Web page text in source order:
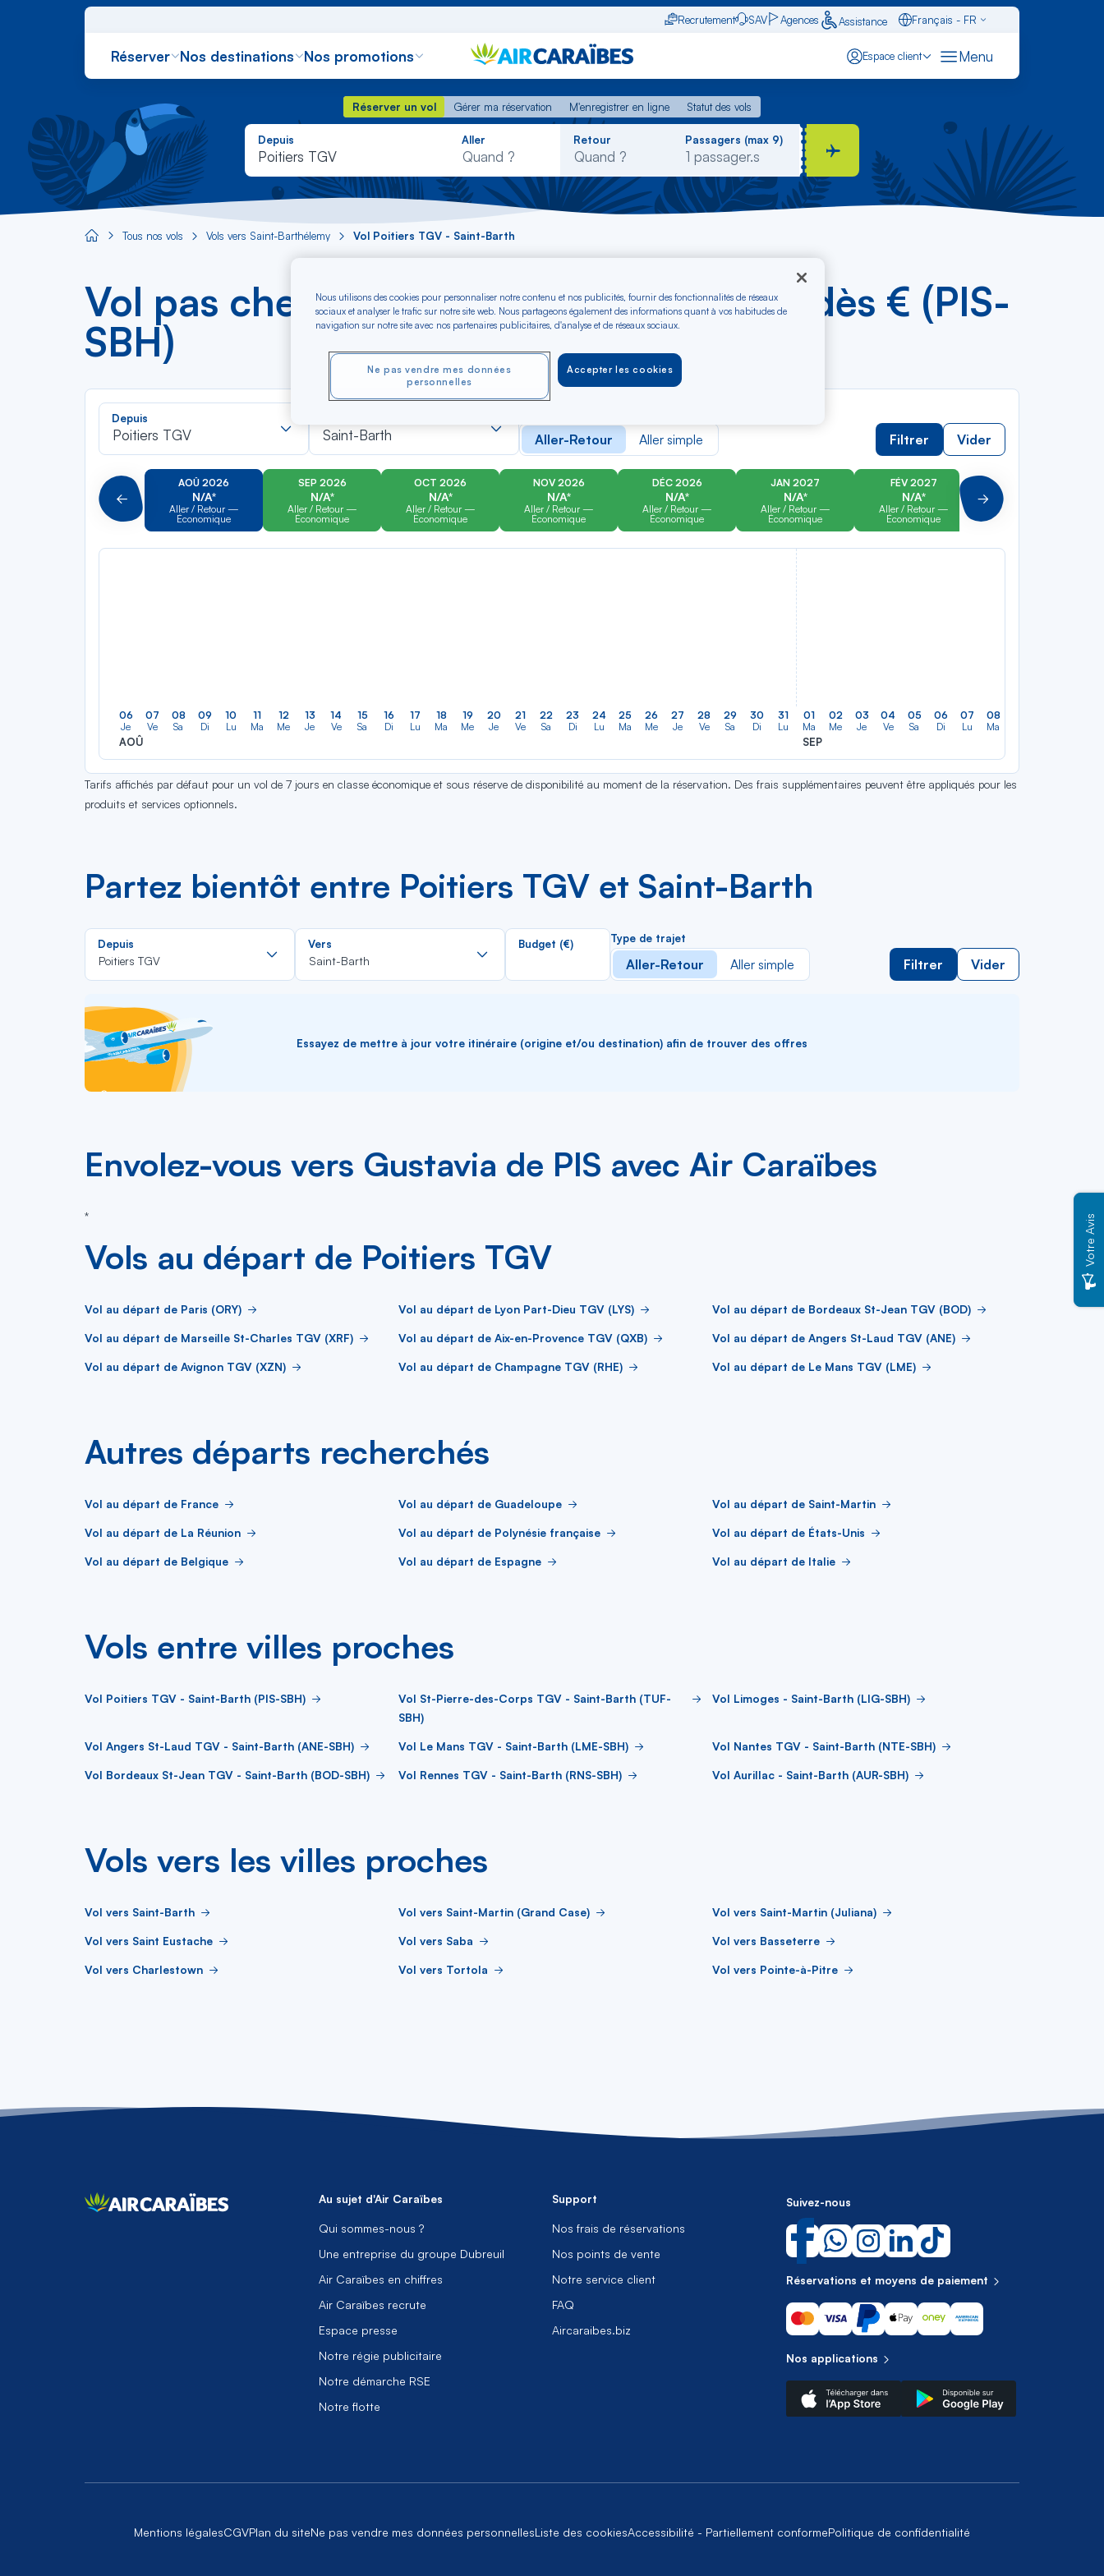
Recrutement SAV Agences Assistance
Français - FR
Réserver Nos destinations Nos promotions Espace client Menu
Réserver un vol Gérer ma réservation M'enregistrer en ligne
Statut des vols
Réserver un vol
Gérer ma réservation M'enregistrer en ligne Statut des vols
Depuis
Poitiers TGV
Rechercher
dans
liste
Aller Retour Passagers (max 9)
Aircaraibes.com
Tous nos vols Vols vers Saint-Barthélemy Vol Poitiers TGV - Saint-Barth
Vol pas cher Poitiers TGV - Saint-Barth dès € (PIS-
SBH)
Depuis
Poitiers TGV
dans
la
liste
Saint-Barth
dans
la
liste
Aller-Retour Aller simple Filtrer Vider
Précédent
AOÛ 2026
N/A*
Aller / Retour —
Économique
SEP 2026
N/A*
Aller / Retour —
Économique
OCT 2026
N/A*
Aller / Retour —
Économique
NOV 2026
N/A*
Aller / Retour —
Économique
DÉC 2026
N/A*
Aller / Retour —
Économique
JAN 2027
N/A*
Aller / Retour —
Économique
FÉV 2027
N/A*
Aller / Retour —
Économique
Aller / Retour —
Suivant
06
Je
AOÛ
07
Ve
08
Sa
09
Di
10
Lu
11
Ma
12
Me
13
Je
14
Ve
15
Sa
16
Di
17
Lu
18
Ma
19
Me
20
Je
21
Ve
22
Sa
23
Di
24
Lu
25
Ma
26
Me
27
Je
28
Ve
29
Sa
30
Di
31
Lu
01
Ma
SEP
02
Me
03
Je
04
Ve
05
Sa
06
Di
07
Lu
08
Ma
Tarifs affichés par défaut pour un vol de 7 jours en classe économique et sous réserve de disponibilité au moment de la réservation. Des frais supplémentaires peuvent être appliqués pour les
produits et services optionnels.
Partez bientôt entre Poitiers TGV et Saint-Barth
Depuis
Poitiers TGV
Rechercher
dans
la
Vers
Saint-Barth
Rechercher
la
Budget (€) Type de trajet
Aller-Retour Aller simple Filtrer Vider
Essayez de mettre à jour votre itinéraire (origine et/ou destination) afin de trouver des offres
Envolez-vous vers Gustavia de PIS avec Air Caraïbes
*
Vols au départ de Poitiers TGV
Vol au départ de Paris (ORY) Vol au départ de Lyon Part-Dieu TGV (LYS) Vol au départ de Bordeaux St-Jean TGV (BOD)
Vol au départ de Marseille St-Charles TGV (XRF) Vol au départ de Aix-en-Provence TGV (QXB) Vol au départ de Angers St-Laud TGV (ANE)
Vol au départ de Avignon TGV (XZN) Vol au départ de Champagne TGV (RHE) Vol au départ de Le Mans TGV (LME)
Autres départs recherchés
Vol au départ de France Vol au départ de Guadeloupe Vol au départ de Saint-Martin
Vol au départ de La Réunion Vol au départ de Polynésie française Vol au départ de États-Unis
Vol au départ de Belgique Vol au départ de Espagne Vol au départ de Italie
Vols entre villes proches
Vol Poitiers TGV - Saint-Barth (PIS-SBH)
Vol St-Pierre-des-Corps TGV - Saint-Barth (TUF-
SBH)
Vol Limoges - Saint-Barth (LIG-SBH)
Vol Angers St-Laud TGV - Saint-Barth (ANE-SBH) Vol Le Mans TGV - Saint-Barth (LME-SBH) Vol Nantes TGV - Saint-Barth (NTE-SBH)
Vol Bordeaux St-Jean TGV - Saint-Barth (BOD-SBH) Vol Rennes TGV - Saint-Barth (RNS-SBH) Vol Aurillac - Saint-Barth (AUR-SBH)
Vols vers les villes proches
Vol vers Saint-Barth Vol vers Saint-Martin (Grand Case) Vol vers Saint-Martin (Juliana)
Vol vers Saint Eustache Vol vers Saba Vol vers Basseterre
Vol vers Charlestown Vol vers Tortola Vol vers Pointe-à-Pitre
Au sujet d'Air Caraïbes
Qui sommes-nous ?
Une entreprise du groupe Dubreuil
Air Caraïbes en chiffres
Air Caraïbes recrute
Espace presse
Notre régie publicitaire
Notre démarche RSE
Notre flotte
Support
Nos frais de réservations
Nos points de vente
Notre service client
FAQ
Aircaraibes.biz
Suivez-nous
Réservations et moyens de paiement
Nos applications
Mentions légalesCGVPlan du siteNe pas vendre mes données personnellesListe des cookiesAccessibilité - Partiellement conformePolitique de confidentialité
Nous utilisons des cookies pour personnaliser notre contenu et nos publicités, fournir des fonctionnalités de réseaux
sociaux et analyser le trafic sur notre site web. Nous partageons également des informations quant à vos habitudes de
navigation sur notre site avec nos partenaires publicitaires, d'analyse et de réseaux sociaux.
Accepter les cookies
Ne pas vendre mes données
personnelles
Votre Avis